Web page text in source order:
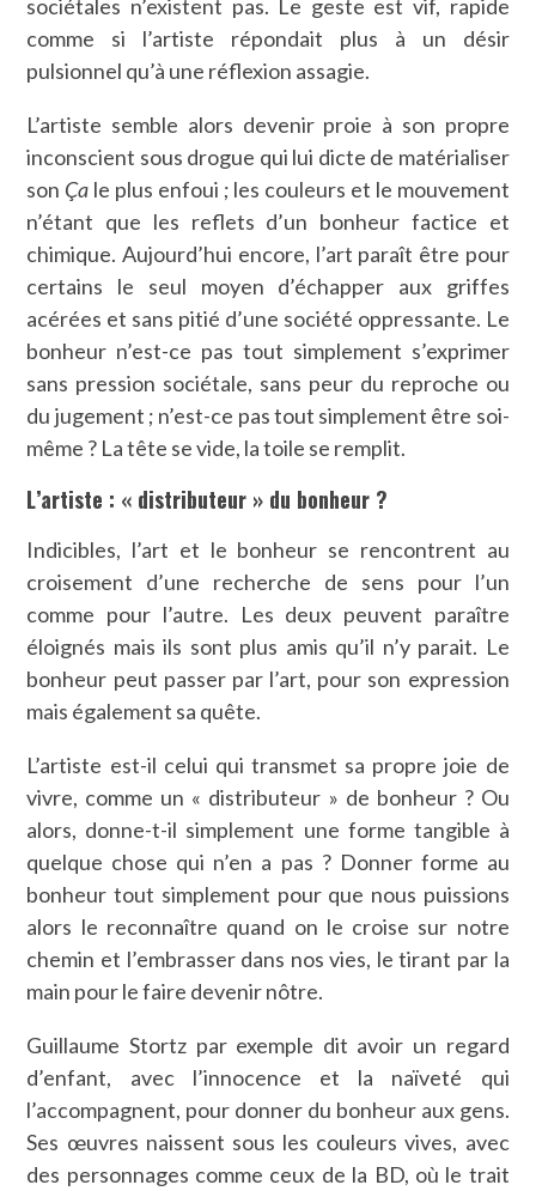
sociétales n’existent pas. Le geste est vif, rapide
comme si l’artiste répondait plus à un désir
pulsionnel qu’à une réflexion assagie.
L’artiste semble alors devenir proie à son propre
inconscient sous drogue qui lui dicte de matérialiser
son Ça le plus enfoui ; les couleurs et le mouvement
n’étant que les reflets d’un bonheur factice et
chimique. Aujourd’hui encore, l’art paraît être pour
certains le seul moyen d’échapper aux griffes
acérées et sans pitié d’une société oppressante. Le
bonheur n’est-ce pas tout simplement s’exprimer
sans pression sociétale, sans peur du reproche ou
du jugement ; n’est-ce pas tout simplement être soi-
même ? La tête se vide, la toile se remplit.
L’artiste : « distributeur » du bonheur ?
Indicibles, l’art et le bonheur se rencontrent au
croisement d’une recherche de sens pour l’un
comme pour l’autre. Les deux peuvent paraître
éloignés mais ils sont plus amis qu’il n’y parait. Le
bonheur peut passer par l’art, pour son expression
mais également sa quête.
L’artiste est-il celui qui transmet sa propre joie de
vivre, comme un « distributeur » de bonheur ? Ou
alors, donne-t-il simplement une forme tangible à
quelque chose qui n’en a pas ? Donner forme au
bonheur tout simplement pour que nous puissions
alors le reconnaître quand on le croise sur notre
chemin et l’embrasser dans nos vies, le tirant par la
main pour le faire devenir nôtre.
Guillaume Stortz par exemple dit avoir un regard
d’enfant, avec l’innocence et la naïveté qui
l’accompagnent, pour donner du bonheur aux gens.
Ses œuvres naissent sous les couleurs vives, avec
des personnages comme ceux de la BD, où le trait